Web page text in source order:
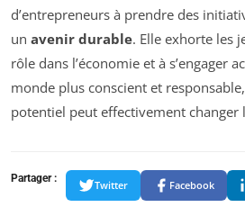
d’entrepreneurs à prendre des
un avenir durable. Elle exhorte les
rôle dans l’économie et à s’engager
monde plus conscient et
potentiel peut effectivement changer
Partager :
Twitter Facebook